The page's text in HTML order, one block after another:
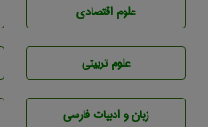
علوم اقتصادی
علوم تربيتی
زبان و ادبيات فارسی